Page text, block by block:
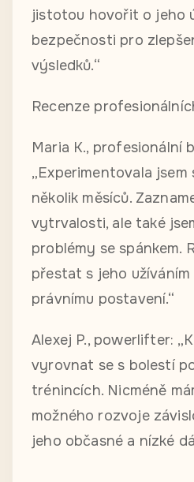
jistotou hovořit o jeho
bezpečnosti pro
výsledků.“
Recenze
Maria K., profesionální
„Experimentovala jsem
několik měsíců.
vytrvalosti, ale také
problémy se spánkem.
přestat s jeho
právnímu postavení.“
Alexej P., powerlifter:
vyrovnat se s bolestí
trénincích. Nicméně
možného rozvoje
jeho občasné a nízké